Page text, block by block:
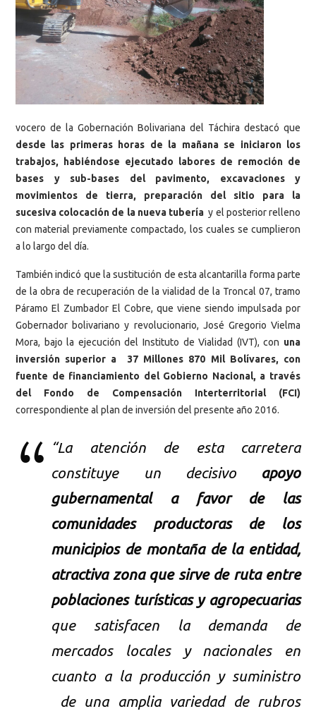
vocero de la Gobernación Bolivariana del Táchira destacó que
desde las primeras horas de la mañana se iniciaron los
trabajos, habiéndose ejecutado labores de remoción de
bases y sub-bases del pavimento, excavaciones y
movimientos de tierra, preparación del sitio para la
sucesiva colocación de la nueva tubería y el posterior relleno
con material previamente compactado, los cuales se cumplieron
a lo largo del día.
También indicó que la sustitución de esta alcantarilla forma parte
de la obra de recuperación de la vialidad de la Troncal 07, tramo
Páramo El Zumbador El Cobre, que viene siendo impulsada por
Gobernador bolivariano y revolucionario, José Gregorio Vielma
Mora, bajo la ejecución del Instituto de Vialidad (IVT), con una
inversión superior a 37 Millones 870 Mil Bolívares, con
fuente de financiamiento del Gobierno Nacional, a través
del Fondo de Compensación Interterritorial (FCI)
correspondiente al plan de inversión del presente año 2016.
“La atención de esta carretera
constituye un decisivo apoyo
gubernamental a favor de las
comunidades productoras de los
municipios de montaña de la entidad,
atractiva zona que sirve de ruta entre
poblaciones turísticas y agropecuarias
que satisfacen la demanda de
mercados locales y nacionales en
cuanto a la producción y suministro
de una amplia variedad de rubros